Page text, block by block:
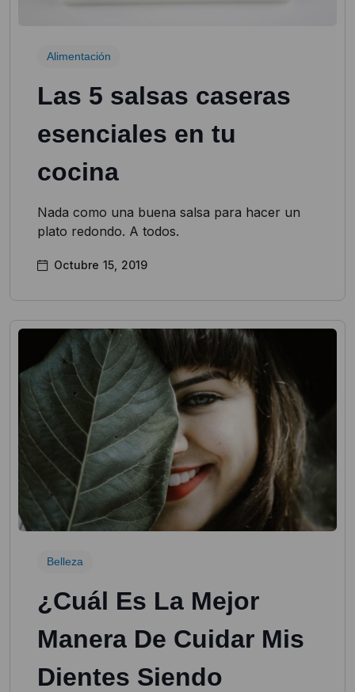
Alimentación
Las 5 salsas caseras
esenciales en tu
cocina
Nada como una buena salsa para hacer un
plato redondo. A todos.
Octubre 15, 2019
Belleza
¿Cuál Es La Mejor
Manera De Cuidar Mis
Dientes Siendo